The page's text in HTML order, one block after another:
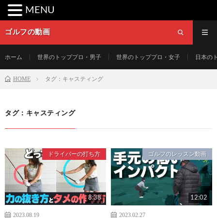
ゴルフの動画
ホーム 世界のトッププロ・男子 世界のトッププロ・女子 日本の
HOME タグ：キャスティング
タグ：キャスティング
ドライバーの打ち方
8:38
2023.08.19
ゴルフのレッスン動画
12:02
2023.02.27
MENU